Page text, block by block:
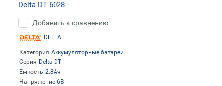
Delta DT 6028
Добавить к сравнению
DELTA
Категория Аккумуляторные батареи
Серия Delta DT
Емкость 2.8Ач
Напряжение 6В